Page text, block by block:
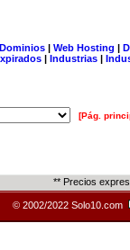
| Web Hosting |
| Industrias |
[Pág.
** Precios
© 2002/2022 Solo10.com